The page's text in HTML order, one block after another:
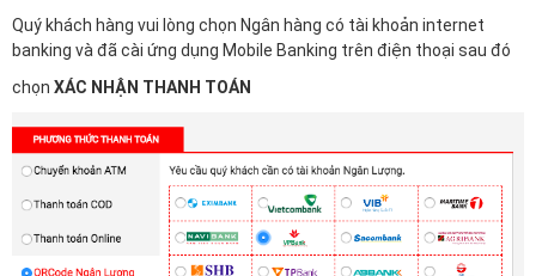
Quý khách hàng vui lòng chọn Ngân hàng có tài khoản internet
banking và đã cài ứng dụng Mobile Banking trên điện thoại sau đó
chọn XÁC NHẬN THANH TOÁN